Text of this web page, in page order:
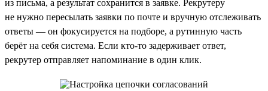
из письма, а результат сохранится в заявке. Рекрутеру
не нужно пересылать заявки по почте и вручную отслеживать
ответы — он фокусируется на подборе, а рутинную часть
берёт на себя система. Если кто-то задерживает ответ,
рекрутер отправляет напоминание в один клик.